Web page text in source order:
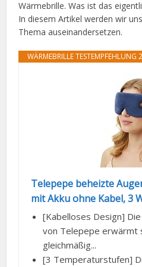
Wärmebrille. Was ist das
In diesem Artikel werden wir
Thema auseinandersetzen.
WÄRMEBRILLE TESTEMPFEHLUNG
Telepepe beheizte
mit Akku ohne Kabel, 3
[Kabelloses Design]
von Telepepe erwärmt
gleichmäßig...
[3 Temperaturstufen]